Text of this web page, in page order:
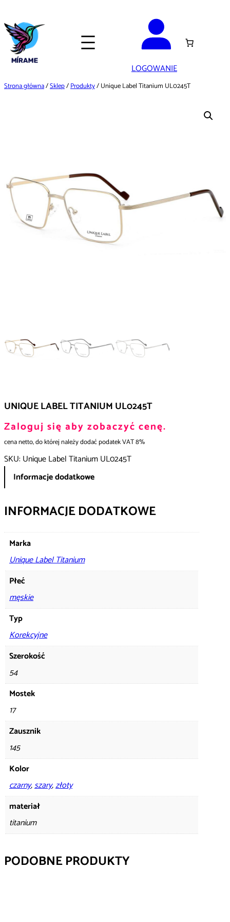
do
treści
LOGOWANIE
Strona główna/Sklep/Produkty/ Unique Label Titanium UL0245T
UNIQUE LABEL TITANIUM UL0245T
Zaloguj się aby zobaczyć cenę.
cena netto, do której należy dodać podatek VAT 8%
SKU: Unique Label Titanium UL0245T
Informacje dodatkowe
INFORMACJE DODATKOWE
Marka
Unique Label Titanium
Płeć
męskie
Typ
Korekcyjne
Szerokość
54
Mostek
17
Zausznik
145
Kolor
czarny,szary,złoty
materiał
titanium
PODOBNE PRODUKTY